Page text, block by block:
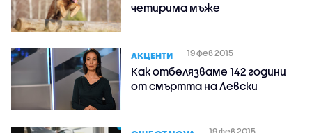
четирима мъже
АКЦЕНТИ 19 фев 2015
Как отбелязваме 142 години
от смъртта на Левски